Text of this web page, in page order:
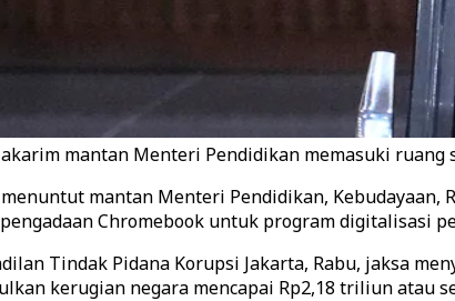
mantan Menteri Pendidikan memasuki ruang
mantan Menteri Pendidikan,
Chromebook untuk program digitalisasi
Tindak Pidana Korupsi Jakarta, Rabu, jaksa
kerugian negara mencapai Rp2,18 triliun atau